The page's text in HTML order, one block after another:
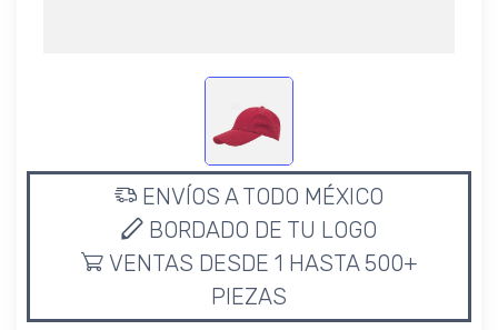
ENVÍOS A TODO MÉXICO
BORDADO DE TU LOGO
VENTAS DESDE 1 HASTA 500+
PIEZAS